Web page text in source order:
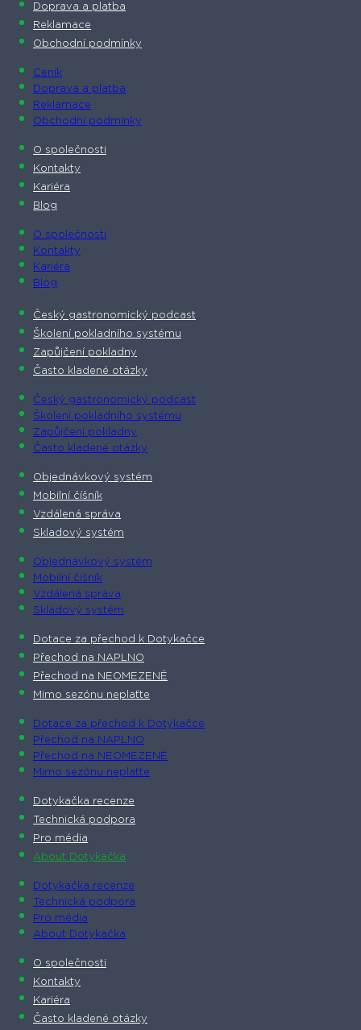
Doprava a platba
Reklamace
Obchodní podmínky
Ceník
Doprava a platba
Reklamace
Obchodní podmínky
O společnosti​
Kontakty
Kariéra
Blog
O společnosti​
Kontakty
Kariéra
Blog
Český gastronomický podcast​
Školení pokladního systému
Zapůjčení pokladny
Často kladené otázky
Český gastronomický podcast​
Školení pokladního systému
Zapůjčení pokladny
Často kladené otázky
Objednávkový systém
Mobilní číšník
Vzdálená správa
Skladový systém
Objednávkový systém
Mobilní číšník
Vzdálená správa
Skladový systém
Dotace za přechod k Dotykačce
Přechod na NAPLNO
Přechod na NEOMEZENĚ
Mimo sezónu neplaťte
Dotace za přechod k Dotykačce
Přechod na NAPLNO
Přechod na NEOMEZENĚ
Mimo sezónu neplaťte
Dotykačka recenze
Technická podpora
Pro média
About Dotykačka
Dotykačka recenze
Technická podpora
Pro média
About Dotykačka
O společnosti
Kontakty
Kariéra
Často kladené otázky